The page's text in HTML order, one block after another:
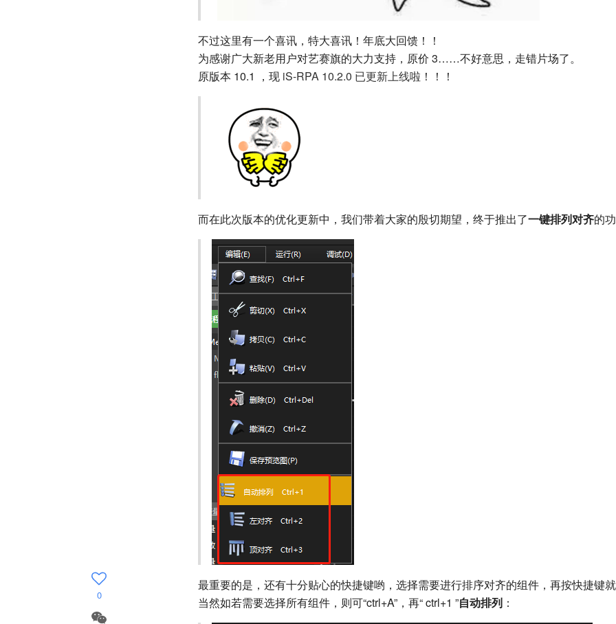
不过这里有一个喜讯，特大喜讯！年底大回馈！！
为感谢广大新老用户对艺赛旗的大力支持，原价 3……不好意思，走错片场了。
原版本 10.1 ，现 iS-RPA 10.2.0 已更新上线啦！！！
而在此次版本的优化更新中，我们带着大家的殷切期望，终于推出了一键排列对齐的
最重要的是，还有十分贴心的快捷键哟，选择需要进行排序对齐的组件，再按快捷键
当然如若需要选择所有组件，则可“ctrl+A”，再“ ctrl+1 ”自动排列 ：
0